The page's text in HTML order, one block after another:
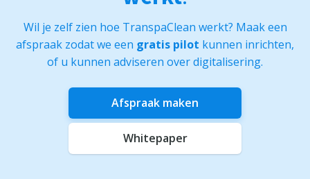
Wil je zelf zien hoe TranspaClean werkt? Maak een
afspraak zodat we een gratis pilot kunnen inrichten,
of u kunnen adviseren over digitalisering.
Afspraak maken
Whitepaper